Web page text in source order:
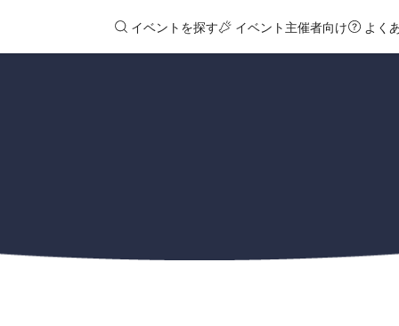
イベントを探す イベント主催者向け よく